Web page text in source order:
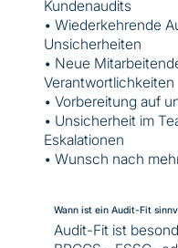
Kundenaudits
• Wiederkehrende
Unsicherheiten
• Neue
Verantwortlichkeiten
• Vorbereitung auf
• Unsicherheit im
Eskalationen
• Wunsch nach
Wann ist ein Audit-Fit
Audit-Fit ist